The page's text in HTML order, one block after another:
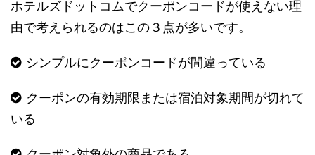
ホテルズドットコムでクーポンコードが使えない理
由で考えられるのはこの３点が多いです。
シンプルにクーポンコードが間違っている
クーポンの有効期限または宿泊対象期間が切れて
いる